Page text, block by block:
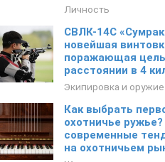
Личность
СВЛК-14С
новейшая
поражающая
расстоянии в 4
Экипировка и оружие
Как выбрать
охотничье
современные
на охотничьем